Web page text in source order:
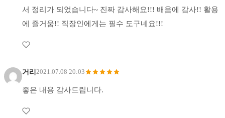
서 정리가 되었습니다~ 진짜 감사해요!!! 배움에 감사!! 활용
에 즐거움!! 직장인에게는 필수 도구네요!!!
거리2021.07.08 20:03
좋은 내용 감사드립니다.